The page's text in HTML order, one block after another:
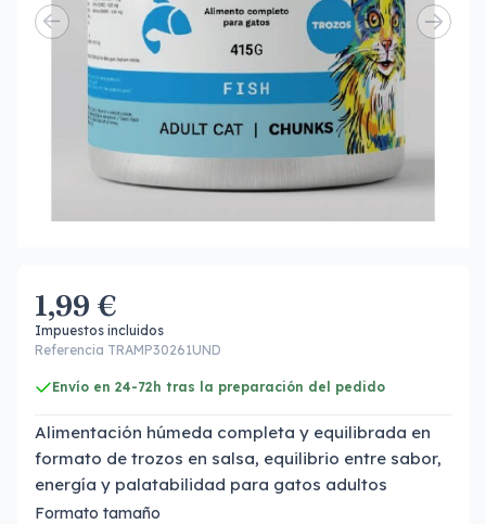
1,99 €
Impuestos incluidos
Referencia TRAMP30261UND
Envío en 24-72h tras la preparación del pedido
Alimentación húmeda completa y equilibrada en
formato de trozos en salsa, equilibrio entre sabor,
energía y palatabilidad para gatos adultos
Formato tamaño